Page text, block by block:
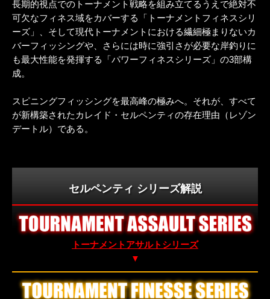
長期的視点でのトーナメント戦略を組み立てるうえで絶対不
可欠なフィネス域をカバーする「トーナメントフィネスシリ
ーズ」、そして現代トーナメントにおける繊細極まりないカ
バーフィッシングや、さらには時に強引さが必要な岸釣りに
も最大性能を発揮する「パワーフィネスシリーズ」の3部構
成。
スピニングフィッシングを最高峰の極みへ。それが、すべて
が新構築されたカレイド・セルペンティの存在理由（レゾン
デートル）である。
セルペンティ シリーズ解説
トーナメントアサルトシリーズ
▼